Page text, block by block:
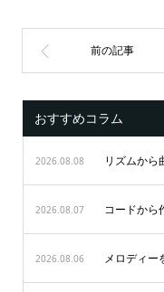
おすすめコラム
2026.08.08
2026.08.07
2026.08.06